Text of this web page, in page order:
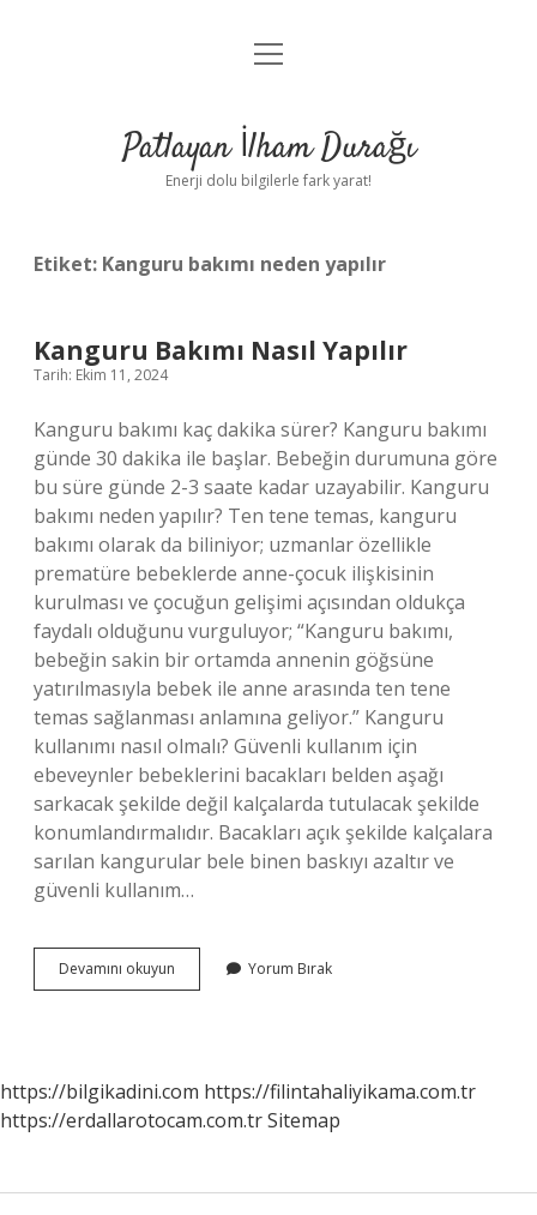
Anasayfa
Yasal Uyarı
menüyü
Patlayan İlham Durağı
Enerji dolu bilgilerle fark yarat!
Etiket: Kanguru bakımı neden yapılır
Kanguru Bakımı Nasıl Yapılır
Tarih: Ekim 11, 2024
Kanguru bakımı kaç dakika sürer? Kanguru bakımı
günde 30 dakika ile başlar. Bebeğin durumuna göre
bu süre günde 2-3 saate kadar uzayabilir. Kanguru
bakımı neden yapılır? Ten tene temas, kanguru
bakımı olarak da biliniyor; uzmanlar özellikle
prematüre bebeklerde anne-çocuk ilişkisinin
kurulması ve çocuğun gelişimi açısından oldukça
faydalı olduğunu vurguluyor; “Kanguru bakımı,
bebeğin sakin bir ortamda annenin göğsüne
yatırılmasıyla bebek ile anne arasında ten tene
temas sağlanması anlamına geliyor.” Kanguru
kullanımı nasıl olmalı? Güvenli kullanım için
ebeveynler bebeklerini bacakları belden aşağı
sarkacak şekilde değil kalçalarda tutulacak şekilde
konumlandırmalıdır. Bacakları açık şekilde kalçalara
sarılan kangurular bele binen baskıyı azaltır ve
güvenli kullanım…
Devamını okuyun Kanguru
Bakımı
Yorum Bırak
https://bilgikadini.com https://filintahaliyikama.com.tr
https://erdallarotocam.com.trSitemap